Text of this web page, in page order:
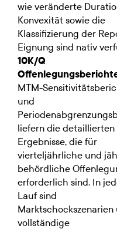
wie veränderte
Konvexität sowie die
Klassifizierung der
Eignung sind nativ
10K/Q
MTM-
und
liefern die detaillierten
Ergebnisse, die für
vierteljährliche und
behördliche
erforderlich sind. In
Lauf sind
Marktschockszenarien
vollständige